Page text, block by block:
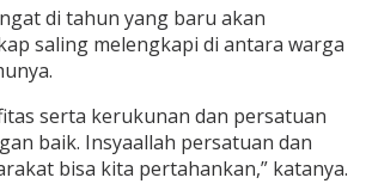
di tahun yang baru akan
saling melengkapi di antara warga
serta kerukunan dan persatuan
baik. Insyaallah persatuan dan
bisa kita pertahankan,” katanya.